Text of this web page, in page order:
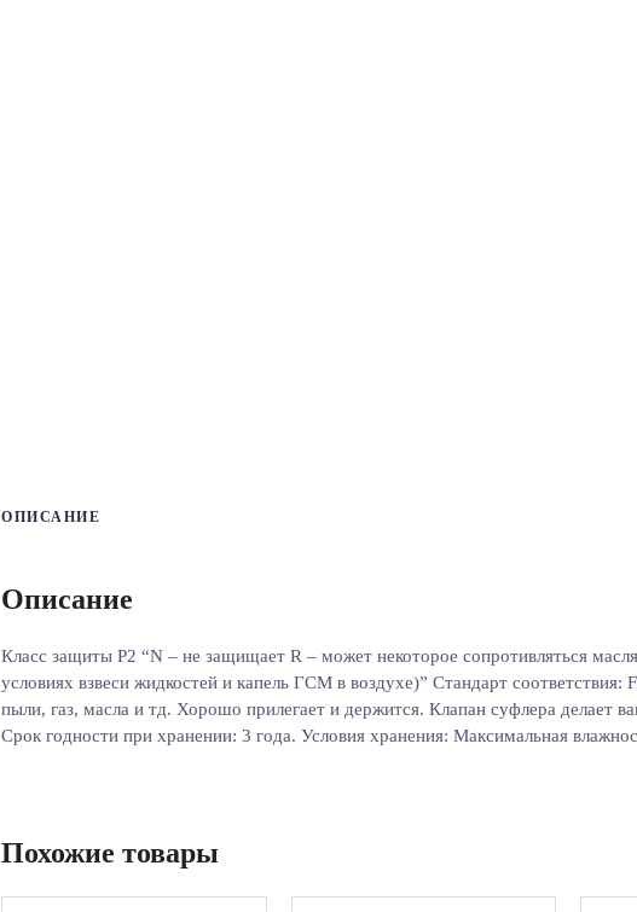
ОПИСАНИЕ
Описание
Класс защиты P2 “N – не защищает R – может некоторое сопротивляться
условиях взвеси жидкостей и капель ГСМ в воздухе)” Стандарт
пыли, газ, масла и тд. Хорошо прилегает и держится. Клапан суфлера делает
Срок годности при хранении: 3 года. Условия хранения: Максимальная
Похожие товары